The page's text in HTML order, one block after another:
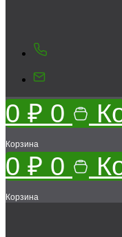
0 ₽ 0
Корзина
0 ₽ 0
Корзина